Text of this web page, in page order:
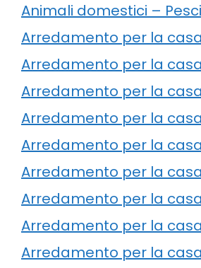
Animali domestici –
Arredamento per la
Arredamento per la
Arredamento per la
Arredamento per la
Arredamento per la
Arredamento per la
Arredamento per la
Arredamento per la
Arredamento per la